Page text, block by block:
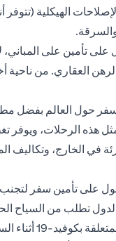
الهيكلية (تتوفر
تأمين على المباني،
العقاري. من ناحية
حول العالم بفضل
هذه الرحلات، ويوفر
في الخارج، وتكاليف
على تأمين سفر لتجنب
تطلب من السياح
19 أثناء السفر.